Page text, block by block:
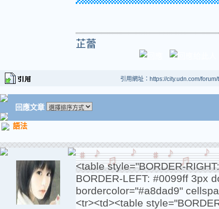
芷蕾
引用網址：https://city.udn.com/
回應文章
語法
<table style="BORDER-
BORDER-LEFT: #0099ff 3px
bordercolor="#a8dad9"
<tr><td><table